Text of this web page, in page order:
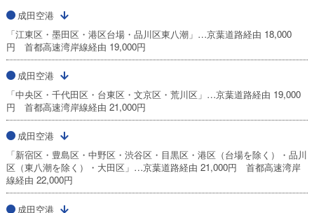
成田空港
「江東区・墨田区・港区台場・品川区東八潮」…京葉道路経由 18,000
円 首都高速湾岸線経由 19,000円
成田空港
「中央区・千代田区・台東区・文京区・荒川区」…京葉道路経由 19,000
円 首都高速湾岸線経由 21,000円
成田空港
「新宿区・豊島区・中野区・渋谷区・目黒区・港区（台場を除く）・品川
区（東八潮を除く）・大田区」…京葉道路経由 21,000円 首都高速湾岸
線経由 22,000円
成田空港